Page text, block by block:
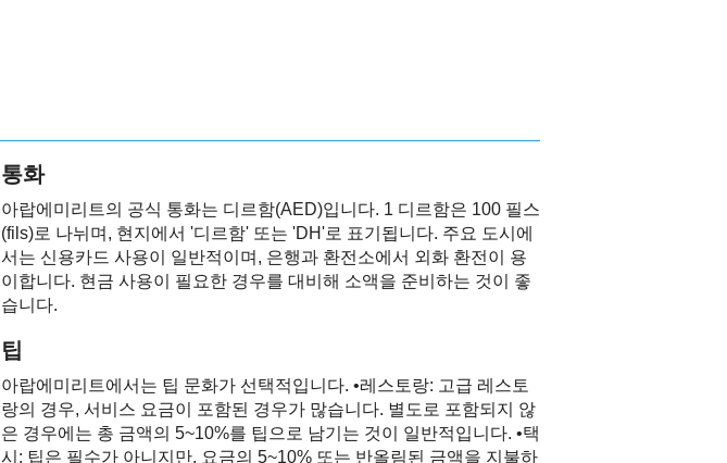
통화
아랍에미리트의 공식 통화는 디르함(AED)입니다. 1 디르함은 100 필스
(fils)로 나뉘며, 현지에서 '디르함' 또는 'DH'로 표기됩니다. 주요 도시에
서는 신용카드 사용이 일반적이며, 은행과 환전소에서 외화 환전이 용
이합니다. 현금 사용이 필요한 경우를 대비해 소액을 준비하는 것이 좋
습니다.
팁
아랍에미리트에서는 팁 문화가 선택적입니다. •레스토랑: 고급 레스토
랑의 경우, 서비스 요금이 포함된 경우가 많습니다. 별도로 포함되지 않
은 경우에는 총 금액의 5~10%를 팁으로 남기는 것이 일반적입니다. •택
시: 팁은 필수가 아니지만, 요금의 5~10% 또는 반올림된 금액을 지불하